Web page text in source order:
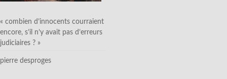
« combien d’innocents courraient
encore, s’il n’y avait pas d’erreurs
judiciaires ? »
pierre desproges